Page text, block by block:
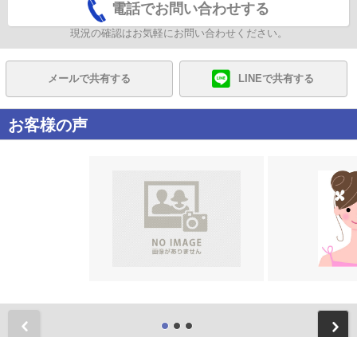
電話でお問い合わせする
現況の確認はお気軽にお問い合わせください。
メールで共有する LINEで共有する
お客様の声